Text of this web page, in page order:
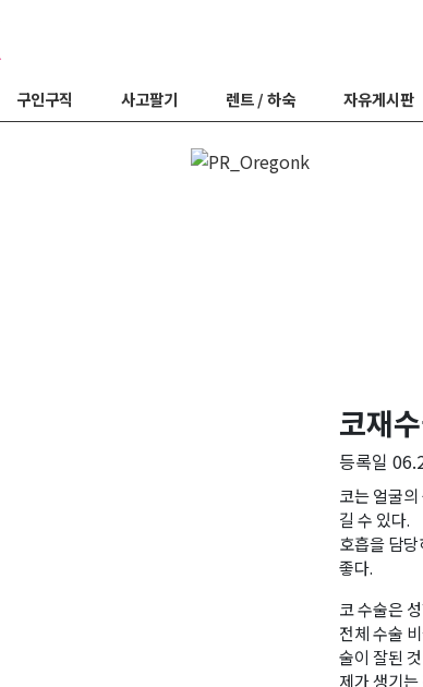
구인구직 사고팔기 렌트 / 하숙 자유게시판
코재
등록일
코는 얼굴
길 수 있다.
호흡을 담
좋다.
코 수술은
전체 수술
술이 잘된
제가 생기